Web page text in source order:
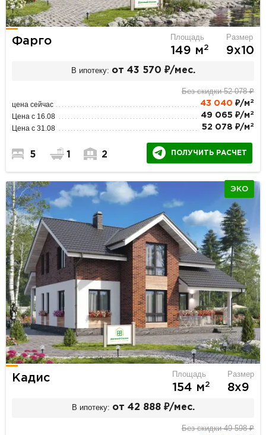
Фарго Площадь
149 м2
Размер
9х10
В ипотеку: от 43 570 ₽/мес.
Без скидки 52 078 ₽
цена сейчас 43 040 ₽/м 2
Цена с 16.08 49 065 ₽/м 2
Цена с 31.08 52 078 ₽/м 2
5 1 2 ПОЛУЧИТЬ РАСЧЕТ
ЭКО
Кадис Площадь
154 м2
Размер
8х9
В ипотеку: от 42 888 ₽/мес.
Без скидки 49 598 ₽